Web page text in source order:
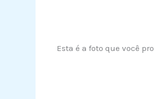
Esta é a foto que você